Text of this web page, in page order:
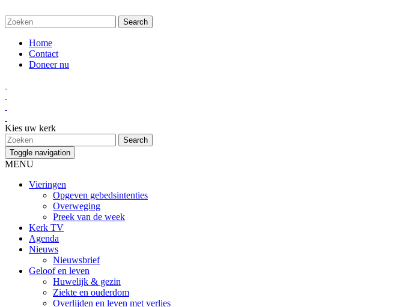
Home
Contact
Doneer nu
Kies uw kerk
Toggle navigation
MENU
Vieringen
Opgeven gebedsintenties
Overweging
Preek van de week
Kerk TV
Agenda
Nieuws
Nieuwsbrief
Geloof en leven
Huwelijk & gezin
Ziekte en ouderdom
Overlijden en leven met verlies